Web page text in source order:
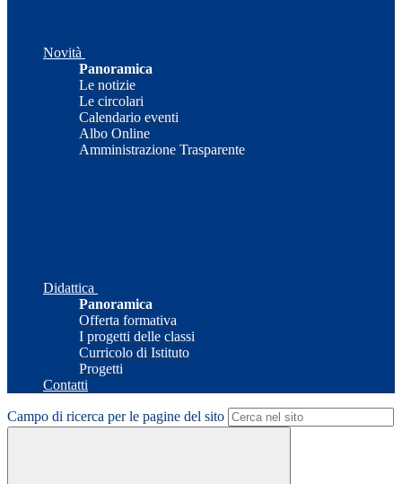
Novità
Panoramica
Le notizie
Le circolari
Calendario eventi
Albo Online
Amministrazione Trasparente
Didattica
Panoramica
Offerta formativa
I progetti delle classi
Curricolo di Istituto
Progetti
Contatti
Campo di ricerca per le pagine del sito